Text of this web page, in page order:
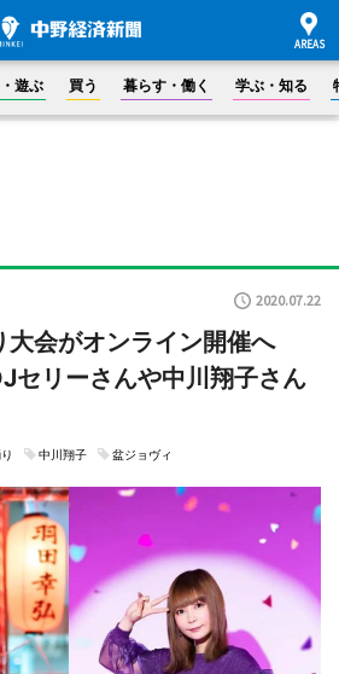
遊ぶ 買う 暮らす・働く 学ぶ・知る
2020.07.22
大会がオンライン開催へ
セリーさんや中川翔子さん
中川翔子 盆ジョヴィ